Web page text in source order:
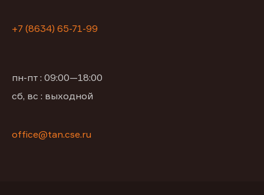
+7 (8634) 65-71-99
пн-пт : 09:00—18:00
сб, вс : выходной
office@tan.cse.ru